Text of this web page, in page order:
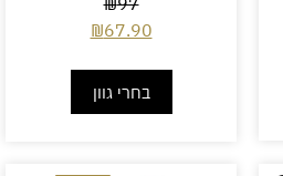
₪67.90
בחרי גוון